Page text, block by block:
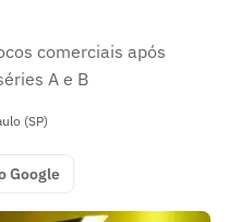
comerciais após
A e B
(SP)
Google